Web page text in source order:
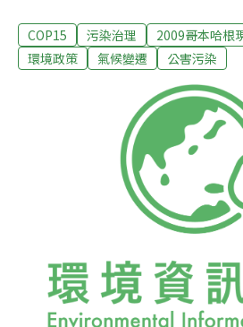
是你們的商機」(Our Climate is not
回權力」(Reclaim Power)、「他們
change)等口號。260位示威者繞至
會舉辦的貝拉中心而被逮捕。另外
方設下的封鎖線時，警方毒打多位
者改為在貝拉中心外舉行「人民氣
展中國家的農民、原住民控訴
容，包括農業燃料(agrofuel)、
COP15 污染治理 2009哥本哈根
環境政策
氣候變遷 公害污染